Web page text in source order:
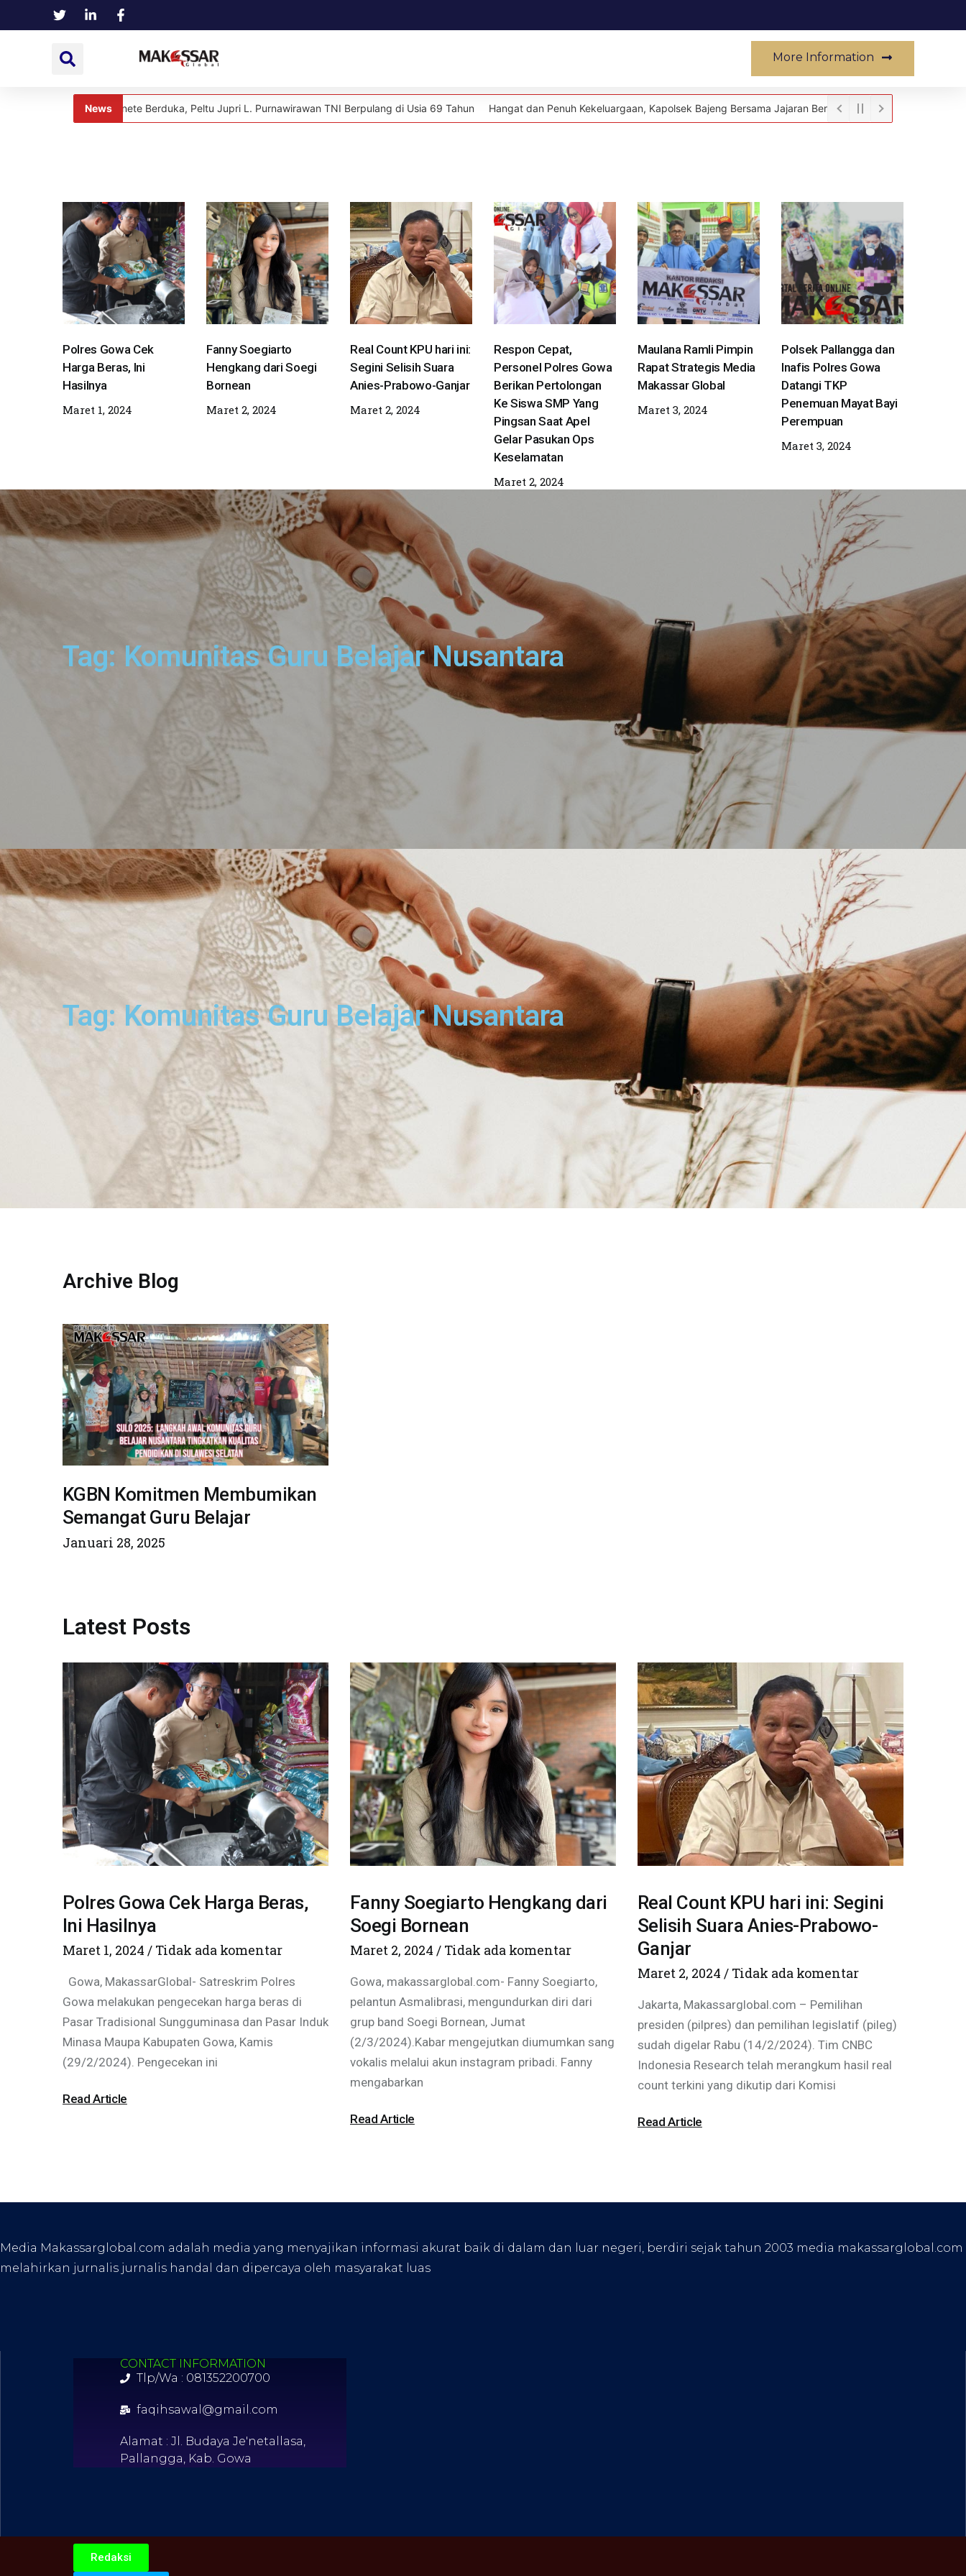
More Information
News
Dusun Tanete Berduka, Peltu Jupri L. Purnawirawan TNI Berpulang di Usia 69 Tahun Hangat dan Penuh Kekeluargaan, Kapolsek Bajeng Bersama Jajaran Beri Kejutan Ulang Tahun untuk Aipda Rudy S.
Polres Gowa Cek
Harga Beras, Ini
Hasilnya
Maret 1, 2024
Fanny Soegiarto
Hengkang dari Soegi
Bornean
Maret 2, 2024
Real Count KPU hari ini:
Segini Selisih Suara
Anies-Prabowo-Ganjar
Maret 2, 2024
Respon Cepat,
Personel Polres Gowa
Berikan Pertolongan
Ke Siswa SMP Yang
Pingsan Saat Apel
Gelar Pasukan Ops
Keselamatan
Maret 2, 2024
Maulana Ramli Pimpin
Rapat Strategis Media
Makassar Global
Maret 3, 2024
Polsek Pallangga dan
Inafis Polres Gowa
Datangi TKP
Penemuan Mayat Bayi
Perempuan
Maret 3, 2024
Tag: Komunitas Guru Belajar Nusantara
Tag: Komunitas Guru Belajar Nusantara
Archive Blog
KGBN Komitmen Membumikan
Semangat Guru Belajar
Januari 28, 2025
Latest Posts
Polres Gowa Cek Harga Beras,
Ini Hasilnya
Maret 1, 2024 Tidak ada komentar
Gowa, MakassarGlobal- Satreskrim Polres
Gowa melakukan pengecekan harga beras di
Pasar Tradisional Sungguminasa dan Pasar Induk
Minasa Maupa Kabupaten Gowa, Kamis
(29/2/2024). Pengecekan ini
Read Article
Fanny Soegiarto Hengkang dari
Soegi Bornean
Maret 2, 2024 Tidak ada komentar
Gowa, makassarglobal.com- Fanny Soegiarto,
pelantun Asmalibrasi, mengundurkan diri dari
grup band Soegi Bornean, Jumat
(2/3/2024).Kabar mengejutkan diumumkan sang
vokalis melalui akun instagram pribadi. Fanny
mengabarkan
Read Article
Real Count KPU hari ini: Segini
Selisih Suara Anies-Prabowo-
Ganjar
Maret 2, 2024 Tidak ada komentar
Jakarta, Makassarglobal.com – Pemilihan
presiden (pilpres) dan pemilihan legislatif (pileg)
sudah digelar Rabu (14/2/2024). Tim CNBC
Indonesia Research telah merangkum hasil real
count terkini yang dikutip dari Komisi
Read Article
Media Makassarglobal.com adalah media yang menyajikan informasi akurat baik di dalam dan luar negeri, berdiri sejak tahun 2003 media makassarglobal.com
melahirkan jurnalis jurnalis handal dan dipercaya oleh masyarakat luas
CONTACT INFORMATION
Tlp/Wa : 081352200700
faqihsawal@gmail.com
Alamat : Jl. Budaya Je'netallasa,
Pallangga, Kab. Gowa
Redaksi